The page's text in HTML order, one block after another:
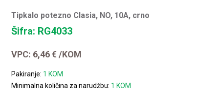
Tipkalo potezno Clasia, NO, 10A, crno
Šifra: RG4033
VPC: 6,46€ /KOM
Pakiranje: 1 KOM
Minimalna količina za narudžbu: 1 KOM